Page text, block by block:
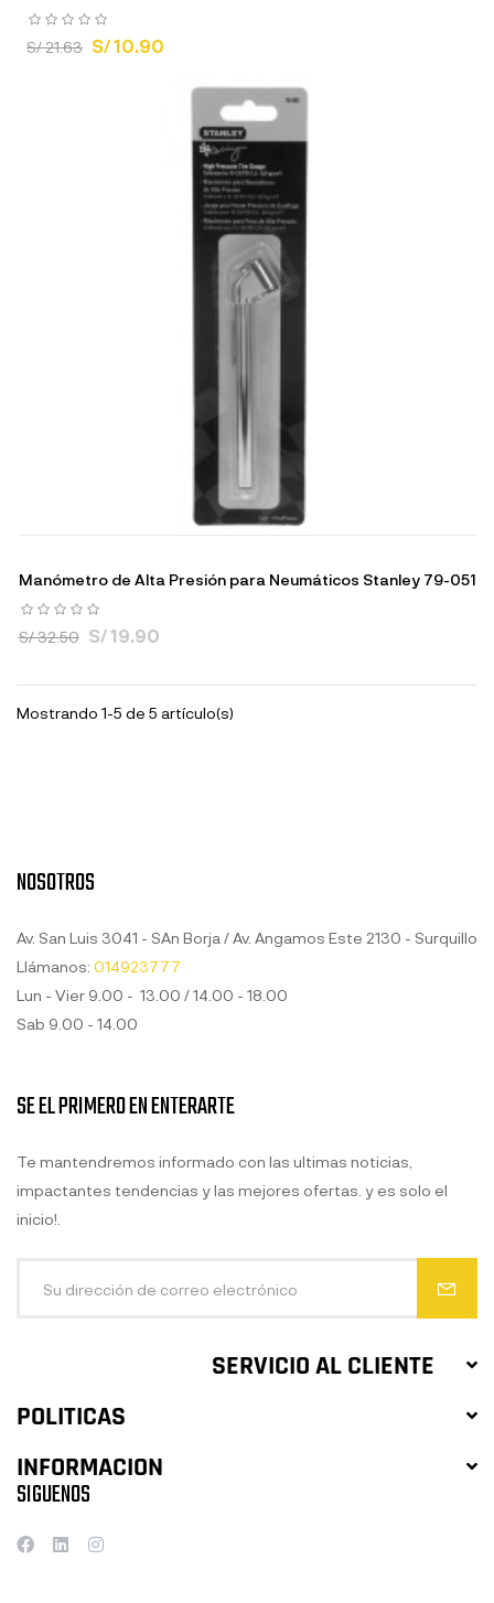
S/ 21.63 S/ 10.90
Manómetro de Alta Presión para Neumáticos Stanley 79-051
S/ 32.50 S/ 19.90
Mostrando 1-5 de 5 artículo(s)
NOSOTROS
Av. San Luis 3041 - SAn Borja / Av. Angamos Este 2130 - Surquillo
Llámanos: 014923777
Lun - Vier 9.00 - 13.00 / 14.00 - 18.00
Sab 9.00 - 14.00
SERVICIO AL CLIENTE
POLITICAS
INFORMACION
SE EL PRIMERO EN ENTERARTE
Te mantendremos informado con las ultimas noticias,
impactantes tendencias y las mejores ofertas. y es solo el
inicio!.
SIGUENOS